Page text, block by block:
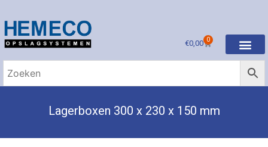
€0,00 0
Lagerboxen 300 x 230 x 150 mm